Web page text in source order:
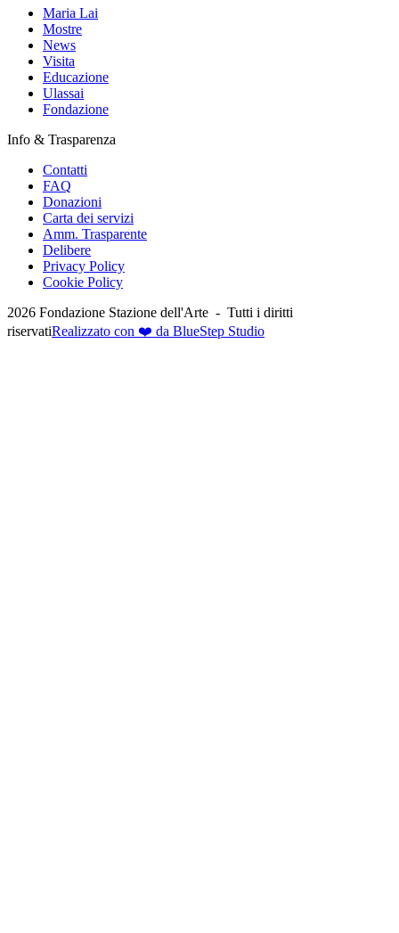
Maria Lai
Mostre
News
Visita
Educazione
Ulassai
Fondazione
Info & Trasparenza
Contatti
FAQ
Donazioni
Carta dei servizi
Amm. Trasparente
Delibere
Privacy Policy
Cookie Policy
2026 Fondazione Stazione dell'Arte - Tutti i diritti
riservatiRealizzato con ❤️ da BlueStep Studio